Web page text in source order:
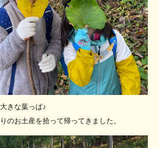
きな葉っぱ♪
のお土産を拾って帰ってきました。